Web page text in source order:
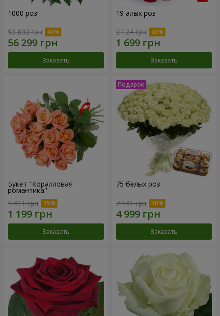
1000 роз!
93 832 грн
Заказать
19 алых роз
2 124 грн
Заказать
Букет "Коралловая
романтика"
1 411 грн
Заказать
75 белых роз
7 141 грн
Заказать